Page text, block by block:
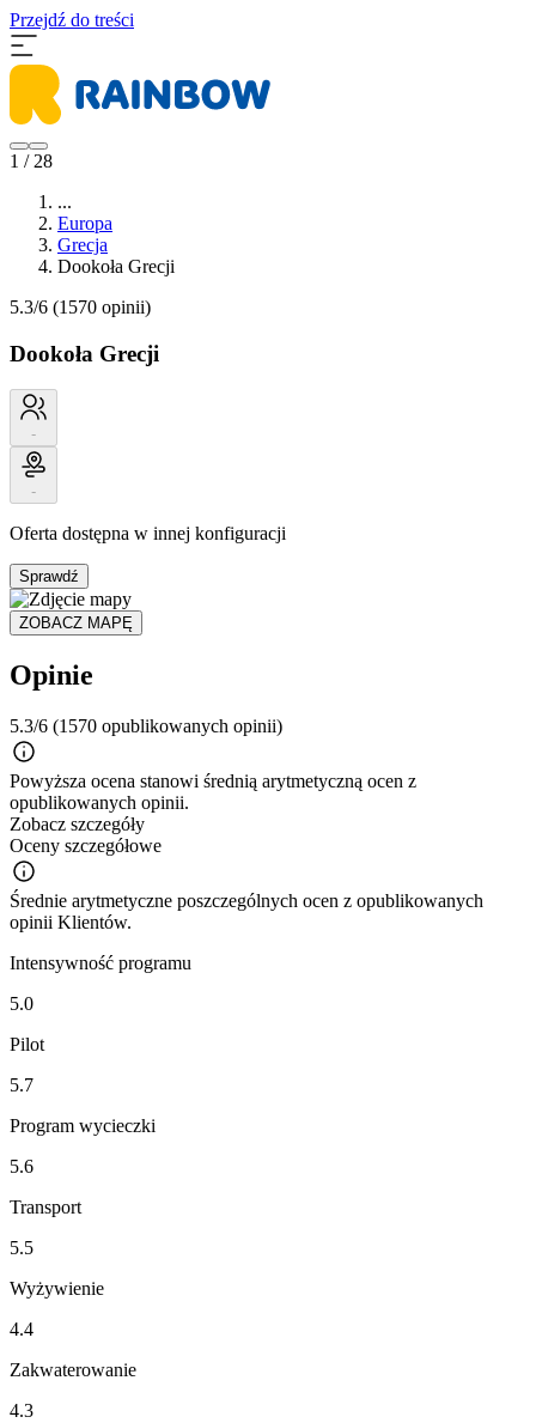
Przejdź do treści
1 / 28
...
Europa
Grecja
Dookoła Grecji
5.3/6 (1570 opinii)
Dookoła Grecji
-
-
Oferta dostępna w innej konfiguracji
Sprawdź
ZOBACZ MAPĘ
Opinie
5.3/6 (1570 opublikowanych opinii)
Powyższa ocena stanowi średnią arytmetyczną ocen z
opublikowanych opinii.
Zobacz szczegóły
Oceny szczegółowe
Średnie arytmetyczne poszczególnych ocen z opublikowanych
opinii Klientów.
Intensywność programu
5.0
Pilot
5.7
Program wycieczki
5.6
Transport
5.5
Wyżywienie
4.4
Zakwaterowanie
4.3